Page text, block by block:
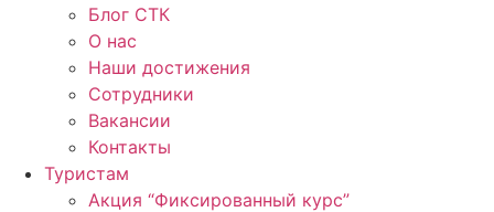
Блог СТК
О нас
Наши достижения
Сотрудники
Вакансии
Контакты
Туристам
Акция “Фиксированный курс”